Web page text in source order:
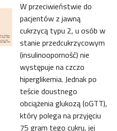
W przeciwieństwie do
pacjentów z jawną
cukrzycą typu 2, u osób w
stanie przedcukrzycowym
(insulinooporność) nie
występuje na czczo
hiperglikemia. Jednak po
teście doustnego
obciążenia glukozą (oGTT),
który polega na przyjęciu
75 gram tego cukru, jej